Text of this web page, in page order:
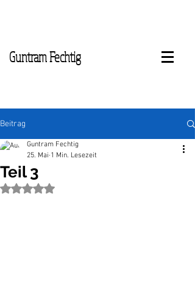
Guntram Fechtig
Beitrag
Teil 3
Guntram Fechtig
25. Mai 1 Min. Lesezeit
Mit NaN von 5 Sternen bewertet.